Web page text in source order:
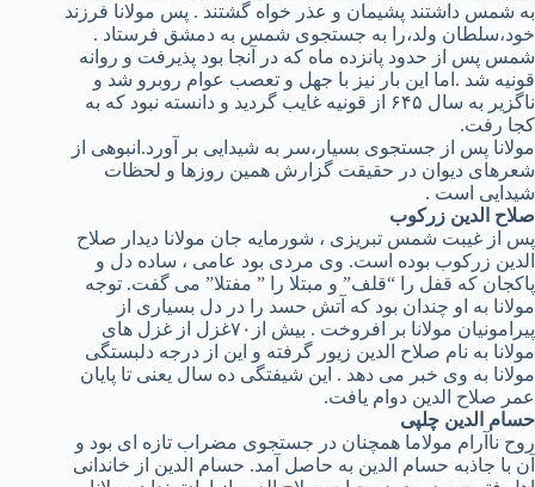
به شمس داشتند پشیمان و عذر خواه گشتند . پس مولانا فرزند
خود،سلطان ولد،را به جستجوی شمس به دمشق فرستاد .
شمس پس از حدود پانزده ماه که در آنجا بود پذیرفت و روانه
قونیه شد .اما این بار نیز با جهل و تعصب عوام روبرو شد و
ناگزیر به سال ۶۴۵ از قونیه غایب گردید و دانسته نبود که به
کجا رفت.
مولانا پس از جستجوی بسیار،سر به شیدایی بر آورد.انبوهی از
شعرهای دیوان در حقیقت گزارش همین روزها و لحظات
شیدایی است .
صلاح الدین زرکوب
پس از غیبت شمس تبریزی ، شورمایه جان مولانا دیدار صلاح
الدین زرکوب بوده است. وی مردی بود عامی ، ساده دل و
پاکجان که قفل را “قلف” و مبتلا را ” مفتلا” می گفت. توجه
مولانا به او چندان بود که آتش حسد را در دل بسیاری از
پیرامونیان مولانا بر افروخت . بیش از۷۰غزل از غزل های
مولانا به نام صلاح الدین زیور گرفته و این از درجه دلبستگی
مولانا به وی خبر می دهد . این شیفتگی ده سال یعنی تا پایان
عمر صلاح الدین دوام یافت.
حسام الدین چلپی
روح ناآرام مولاما همچنان در جستجوی مضراب تازه ای بود و
آن با جاذبه حسام الدین به حاصل آمد. حسام الدین از خاندانی